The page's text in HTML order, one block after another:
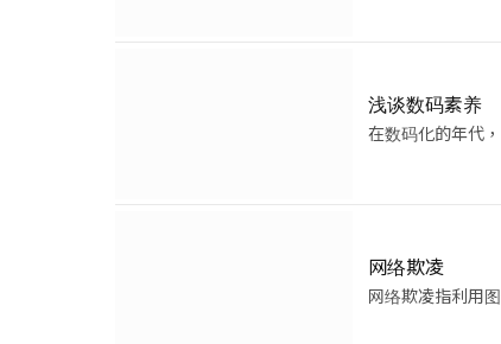
浅谈数码素养
在数码化的年代
网络欺凌
网络欺凌指利用